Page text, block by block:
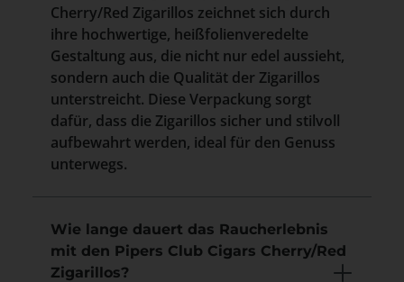
Cherry/Red Zigarillos zeichnet sich durch
ihre hochwertige, heißfolienveredelte
Gestaltung aus, die nicht nur edel aussieht,
sondern auch die Qualität der Zigarillos
unterstreicht. Diese Verpackung sorgt
dafür, dass die Zigarillos sicher und stilvoll
aufbewahrt werden, ideal für den Genuss
unterwegs.
Wie lange dauert das Raucherlebnis
mit den Pipers Club Cigars Cherry/Red
Zigarillos?